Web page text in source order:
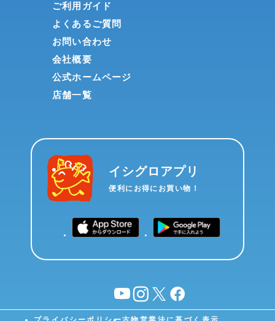
ご利用ガイド
よくあるご質問
お問い合わせ
会社概要
公式ホームページ
店舗一覧
イシグロアプリ
便利にお得にお買い物！
YouTubeinstagram
X facebook